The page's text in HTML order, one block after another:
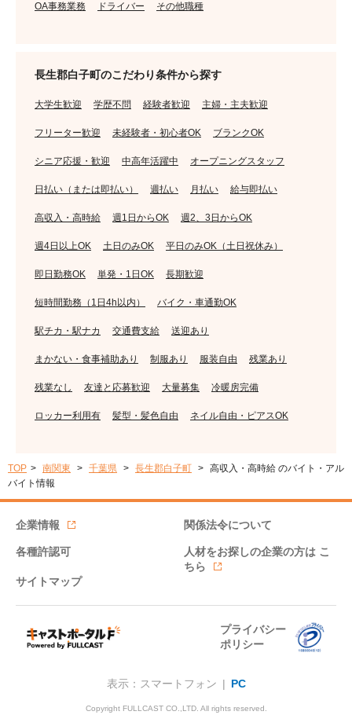
OA事務業務 ドライバー その他職種
長生郡白子町のこだわり条件から探す
大学生歓迎 学歴不問 経験者歓迎 主婦・主夫歓迎
フリーター歓迎 未経験者・初心者OK ブランクOK
シニア応援・歓迎 中高年活躍中 オープニングスタッフ
日払い（または即払い） 週払い 月払い 給与即払い
高収入・高時給 週1日からOK 週2、3日からOK
週4日以上OK 土日のみOK 平日のみOK（土日祝休み）
即日勤務OK 単発・1日OK 長期歓迎
短時間勤務（1日4h以内） バイク・車通勤OK
駅チカ・駅ナカ 交通費支給 送迎あり
まかない・食事補助あり 制服あり 服装自由 残業あり
残業なし 友達と応募歓迎 大量募集 冷暖房完備
ロッカー利用有 髪型・髪色自由 ネイル自由・ピアスOK
TOP 南関東 千葉県 長生郡白子町
高収入・高時給 のバイト・アル
バイト情報
企業情報 関係法令について
各種許認可 人材をお探しの企業の方は こ
ちら
サイトマップ
プライバシー
ポリシー
表示：スマートフォン | PC
Copyright FULLCAST CO.,LTD. All rights reserved.